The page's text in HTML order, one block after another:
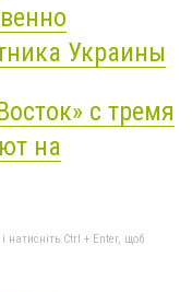
Украины
с тремя
на
натисніть Ctrl + Enter, щоб